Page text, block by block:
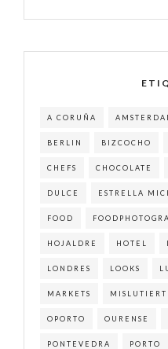
A CORUÑA
BERLIN BIZCOCHO
CHEFS CHOCOLATE
DULCE ESTRELLA
FOOD
HOJALDRE HOTEL
LONDRES LOOKS
MARKETS
OPORTO OURENSE
PONTEVEDRA PORTO